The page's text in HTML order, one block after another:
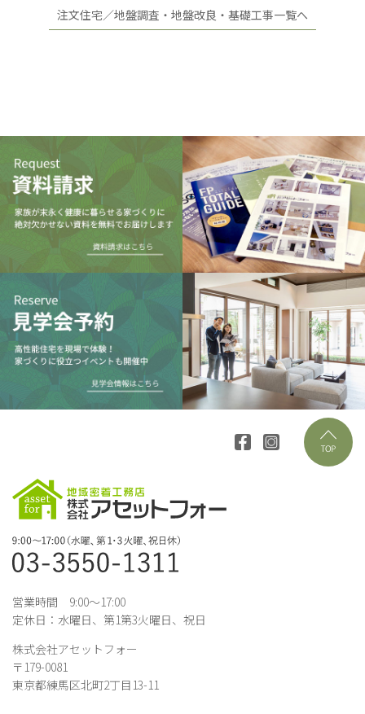
注文住宅／地盤調査・地盤改良・基礎工事一覧へ
営業時間 9:00～17:00
定休日：水曜日、第1第3火曜日、祝日
株式会社アセットフォー
〒179-0081
東京都練馬区北町2丁目13-11